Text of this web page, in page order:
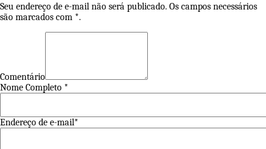
Seu endereço de e-mail não será publicado. Os campos necessários
são marcados com *.
Comentário
Nome Completo *
Endereço de e-mail*